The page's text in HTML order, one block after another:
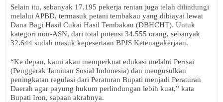
Selain itu, sebanyak 17.195 pekerja rentan juga telah dilindungi
melalui APBD, termasuk petani tembakau yang dibiayai lewat
Dana Bagi Hasil Cukai Hasil Tembakau (DBHCHT). Untuk
kategori non-ASN, dari total potensi 34.555 orang, sebanyak
32.644 sudah masuk kepesertaan BPJS Ketenagakerjaan.
“Ke depan, kami akan memperkuat edukasi melalui Perisai
(Penggerak Jaminan Sosial Indonesia) dan mengusulkan
peningkatan regulasi dari Peraturan Bupati menjadi Peraturan
Daerah agar payung hukum perlindungan lebih kuat,” kata
Bupati Iron, sapaan akrabnya.